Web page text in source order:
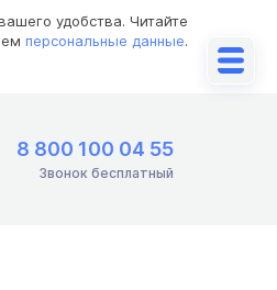
удобства. Читайте
персональные данные.
8 800 100 04 55
Звонок бесплатный